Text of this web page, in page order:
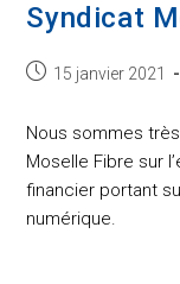
Syndicat
Post15 janvier 2021
Nous sommes
Moselle Fibre sur
financier portant
numérique.